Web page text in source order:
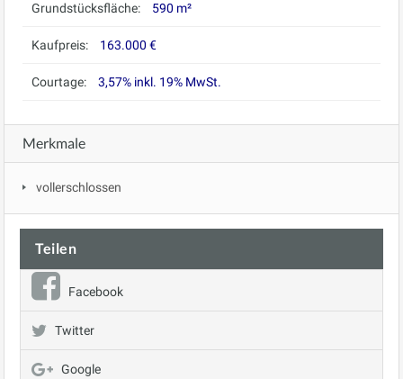
Grundstücksfläche: 590 m²
Kaufpreis: 163.000 €
Courtage: 3,57% inkl. 19% MwSt.
Merkmale
vollerschlossen
Teilen
Facebook
Twitter
Google